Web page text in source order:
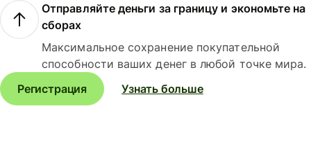
Отправляйте деньги за границу и экономьте на
сборах
Максимальное сохранение покупательной
способности ваших денег в любой точке мира.
Регистрация
Узнать больше